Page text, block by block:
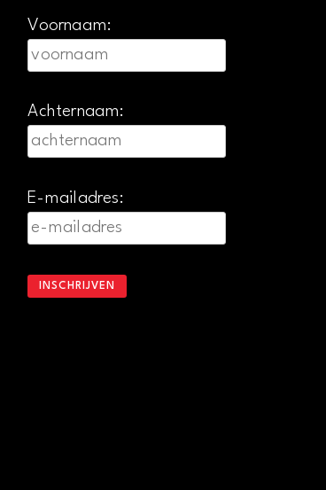
Voornaam:
Achternaam:
E-mailadres: